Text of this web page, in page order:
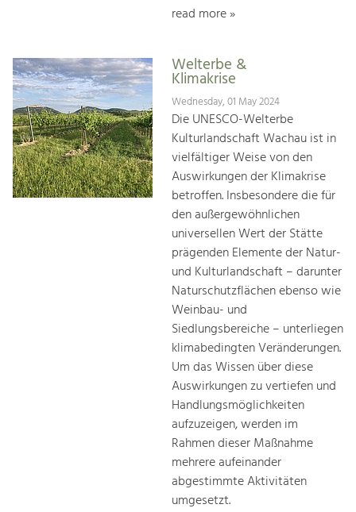
Increase in Regional Value Added.
read more »
Welterbe &
Klimakrise
Wednesday, 01 May 2024
Die UNESCO-Welterbe
Kulturlandschaft Wachau ist in
vielfältiger Weise von den
Auswirkungen der Klimakrise
betroffen. Insbesondere die für
den außergewöhnlichen
universellen Wert der Stätte
prägenden Elemente der Natur-
und Kulturlandschaft – darunter
Naturschutzflächen ebenso wie
Weinbau- und
Siedlungsbereiche – unterliegen
klimabedingten Veränderungen.
Um das Wissen über diese
Auswirkungen zu vertiefen und
Handlungsmöglichkeiten
aufzuzeigen, werden im
Rahmen dieser Maßnahme
mehrere aufeinander
abgestimmte Aktivitäten
umgesetzt.